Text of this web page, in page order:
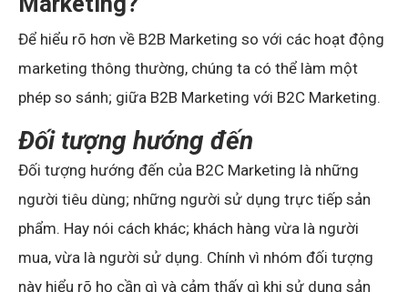
Để hiểu rõ hơn về B2B Marketing so với các hoạt động
marketing thông thường, chúng ta có thể làm một
phép so sánh; giữa B2B Marketing với B2C Marketing.
Đối tượng hướng đến
Đối tượng hướng đến của B2C Marketing là những
người tiêu dùng; những người sử dụng trực tiếp sản
phẩm. Hay nói cách khác; khách hàng vừa là người
mua, vừa là người sử dụng. Chính vì nhóm đối tượng
này hiểu rõ họ cần gì và cảm thấy gì khi sử dụng sản